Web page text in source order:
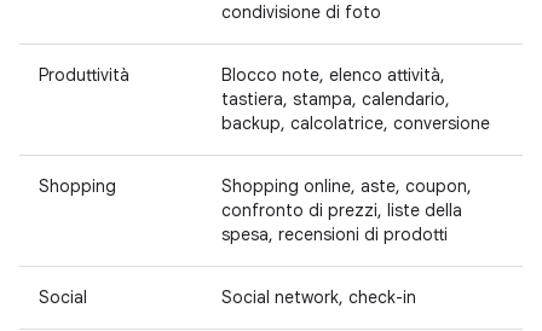
condivisione di foto
Produttività
Blocco note, elenco attività,
tastiera, stampa, calendario,
backup, calcolatrice, conversione
Shopping
Shopping online, aste, coupon,
confronto di prezzi, liste della
spesa, recensioni di prodotti
Social Social network, check-in